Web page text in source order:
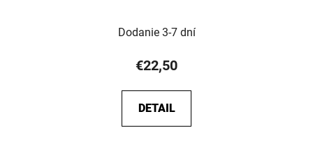
Dodanie 3-7 dní
€22,50
DETAIL